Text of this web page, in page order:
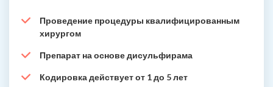
Проведение процедуры квалифицированным
хирургом
Препарат на основе дисульфирама
Кодировка действует от 1 до 5 лет